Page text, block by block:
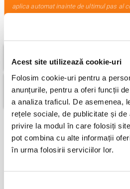
Acest site utilizează cookie-uri
Folosim cookie-uri pentru a
anunțurile, pentru a oferi funcții
a analiza traficul. De asemenea,
rețele sociale, de publicitate și
privire la modul în care folosiți
pot combina cu alte informații
în urma folosirii serviciilor lor.
aplica automat inainte de ultimul pas al
PRESALE - Bilete la pret redus
Plata online cu cardul
poti plati cu cardul online si primesti